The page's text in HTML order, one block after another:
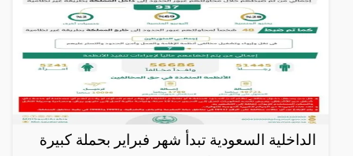
الداخلية السعودية تبدأ شهر فبراير بحملة كبيرة